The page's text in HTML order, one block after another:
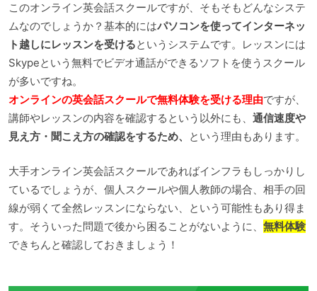
このオンライン英会話スクールですが、そもそもどんなシステ
ムなのでしょうか？基本的にはパソコンを使ってインターネッ
ト越しにレッスンを受けるというシステムです。レッスンには
Skypeという無料でビデオ通話ができるソフトを使うスクール
が多いですね。
オンラインの英会話スクールで無料体験を受ける理由ですが、
講師やレッスンの内容を確認するという以外にも、 通信速度や
見え方・聞こえ方の確認をするため、
という理由もあります。
大手オンライン英会話スクールであればインフラもしっかりし
ているでしょうが、個人スクールや個人教師の場合、相手の回
線が弱くて全然レッスンにならない、という可能性もあり得ま
す。そういった問題で後から困ることがないように、 無料体験
できちんと確認しておきましょう！